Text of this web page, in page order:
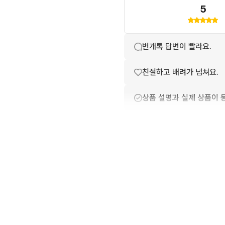
5
번개톡 답변이 빨라요.
친절하고 배려가 넘쳐요.
상품 설명과 실제 상품이